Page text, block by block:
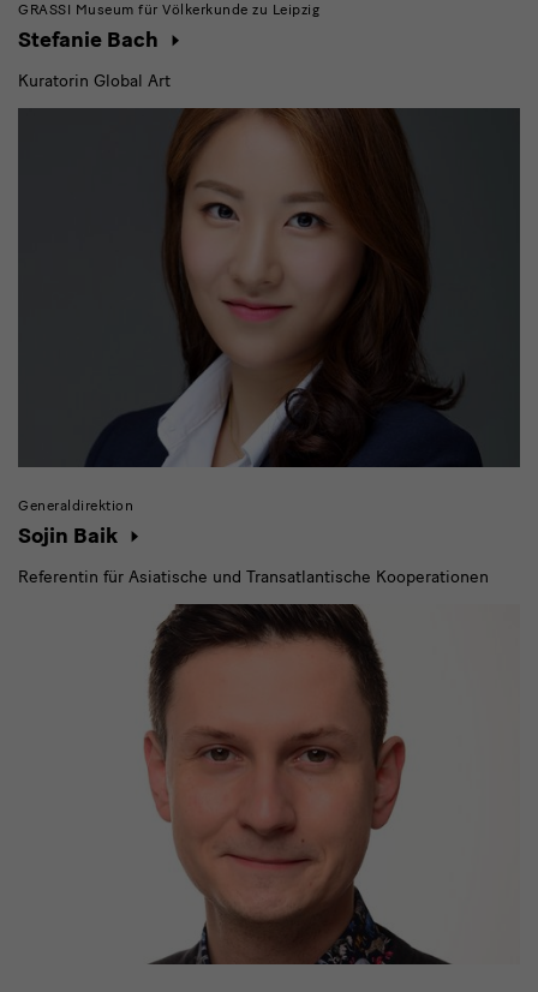
GRASSI Museum für Völkerkunde zu Leipzig
Stefanie Bach
Kuratorin Global Art
Generaldirektion
Sojin Baik
Referentin für Asiatische und Transatlantische Kooperationen